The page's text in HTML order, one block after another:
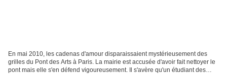
En mai 2010, les cadenas d'amour disparaissaient mystérieusement des
grilles du Pont des Arts à Paris. La mairie est accusée d'avoir fait nettoyer le
pont mais elle s'en défend vigoureusement. Il s'avère qu'un étudiant des